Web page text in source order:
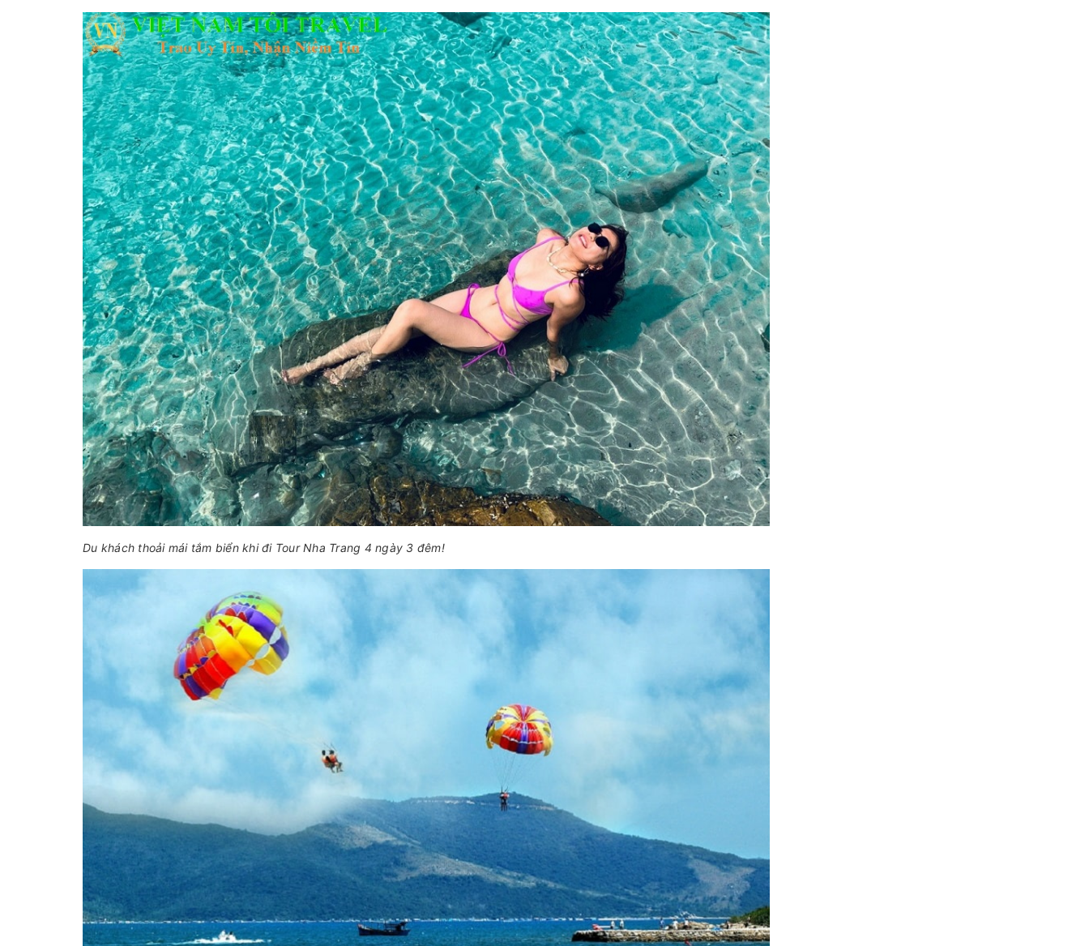
Du khách thoải mái tắm biển khi đi Tour Nha Trang 4 ngày 3 đêm!